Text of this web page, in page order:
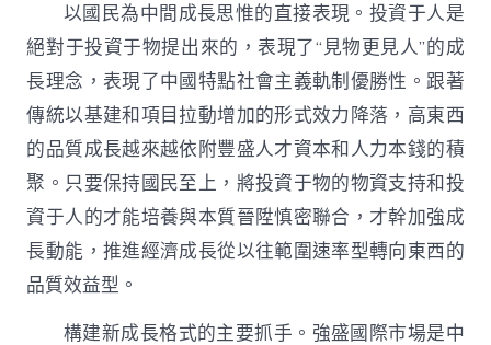
以國民為中間成長思惟的直接表現。投資于人是
絕對于投資于物提出來的，表現了“見物更見人”的成
長理念，表現了中國特點社會主義軌制優勝性。跟著
傳統以基建和項目拉動增加的形式效力降落，高東西
的品質成長越來越依附豐盛人才資本和人力本錢的積
聚。只要保持國民至上，將投資于物的物資支持和投
資于人的才能培養與本質晉陞慎密聯合，才幹加強成
長動能，推進經濟成長從以往範圍速率型轉向東西的
品質效益型。
構建新成長格式的主要抓手。強盛國際市場是中